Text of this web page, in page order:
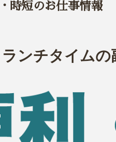
時短のお仕事情報
ランチタイムの